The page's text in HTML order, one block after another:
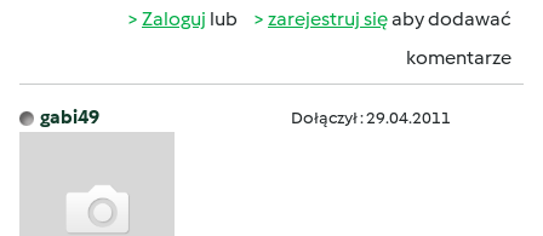
Zaloguj lub zarejestruj sięaby dodawać
komentarze
gabi49 Dołączył : 29.04.2011